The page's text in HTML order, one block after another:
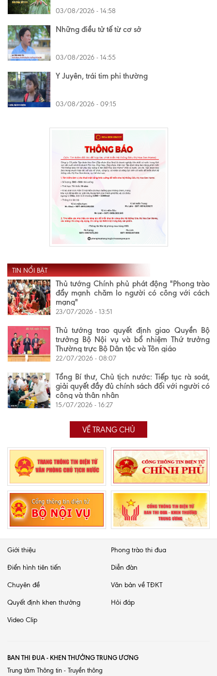
03/08/2026 - 14:58
Những điều tử tế từ cơ sở
03/08/2026 - 14:55
Y Juyên, trái tim phi thường
03/08/2026 - 09:15
TIN NỔI BẬT
Thủ tướng Chính phủ phát động "Phong trào
đẩy mạnh chăm lo người có công với cách
mạng"
23/07/2026 - 13:51
Thủ tướng trao quyết định giao Quyền Bộ
trưởng Bộ Nội vụ và bổ nhiệm Thứ trưởng
Thường trực Bộ Dân tộc và Tôn giáo
22/07/2026 - 08:07
Tổng Bí thư, Chủ tịch nước: Tiếp tục rà soát,
giải quyết đầy đủ chính sách đối với người có
công và thân nhân
15/07/2026 - 16:27
VỀ TRANG CHỦ
Giới thiệu Phong trào thi đua
Điển hình tiên tiến Diễn đàn
Chuyên đề Văn bản về TĐKT
Quyết định khen thưởng Hỏi đáp
Video Clip
BAN THI ĐUA - KHEN THƯỞNG TRUNG ƯƠNG
Trung tâm Thông tin - Truyền thông